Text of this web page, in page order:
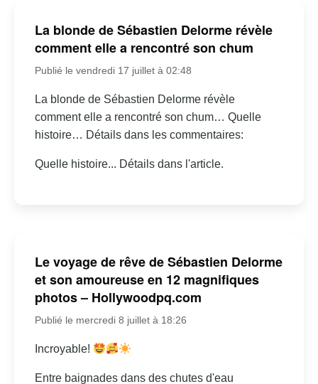
La blonde de Sébastien Delorme révèle
comment elle a rencontré son chum
Publié le vendredi 17 juillet à 02:48
La blonde de Sébastien Delorme révèle
comment elle a rencontré son chum… Quelle
histoire… Détails dans les commentaires:
Quelle histoire... Détails dans l'article.
Le voyage de rêve de Sébastien Delorme
et son amoureuse en 12 magnifiques
photos – Hollywoodpq.com
Publié le mercredi 8 juillet à 18:26
Incroyable!
Entre baignades dans des chutes d'eau